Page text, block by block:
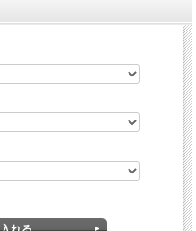
向の調整に対応。
量モデル。